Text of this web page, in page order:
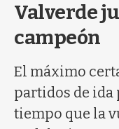
Valverde
campeón
El máximo
partidos de ida
tiempo que la